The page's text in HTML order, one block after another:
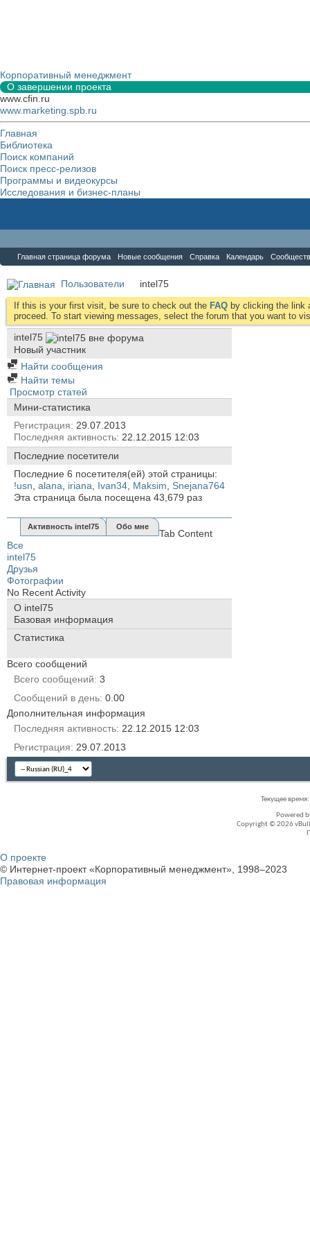
Корпоративный менеджмент
О завершении проекта
www.cfin.ru
www.marketing.spb.ru
Главная
Библиотека
Поиск компаний
Поиск пресс-релизов
Программы и видеокурсы
Исследования и бизнес-планы
Главная страница форума Новые сообщения Справка Календарь
Пользователи intel75
If this is your first visit, be sure to check out the FAQ by clicking the link
proceed. To start viewing messages, select the forum that you want to
intel75
Новый участник
Найти сообщения
Найти темы
Просмотр статей
Мини-статистика
Регистрация
29.07.2013
Последняя активность 22.12.2015 12:03
Последние посетители
Последние 6 посетителя(ей) этой страницы:
!usn alana iriana Ivan34 Maksim
Snejana764
Эта страница была посещена 43,679 раз
Активность intel75 Обо мне
Tab Content
Все
intel75
Друзья
Фотографии
No Recent Activity
О intel75
Базовая информация
Статистика
Всего сообщений
Всего сообщений 3
Сообщений в день 0.00
Дополнительная информация
Последняя активность 22.12.2015 12:03
Регистрация
29.07.2013
Текущее время:
Powered
Copyright © 2026
О проекте
© Интернет-проект «Корпоративный менеджмент», 1998–2023
Правовая информация